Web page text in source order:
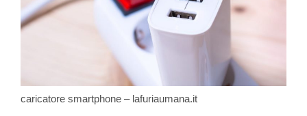
caricatore smartphone – lafuriaumana.it